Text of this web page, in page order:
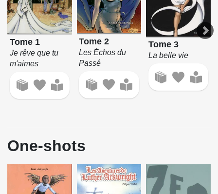
Tome 1
Je rêve que tu
m'aimes
Tome 2
Les Échos du
Passé
Tome 3
La belle vie
One-shots